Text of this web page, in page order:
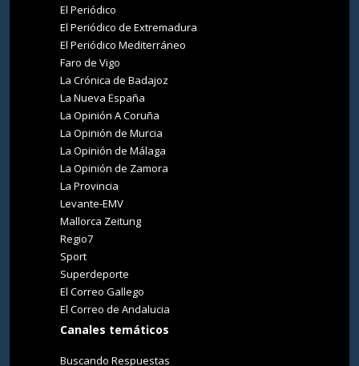
El Periódico
El Periódico de Extremadura
El Periódico Mediterráneo
Faro de Vigo
La Crónica de Badajoz
La Nueva España
La Opinión A Coruña
La Opinión de Murcia
La Opinión de Málaga
La Opinión de Zamora
La Provincia
Levante-EMV
Mallorca Zeitung
Regio7
Sport
Superdeporte
El Correo Gallego
El Correo de Andalucia
Canales temáticos
Buscando Respuestas